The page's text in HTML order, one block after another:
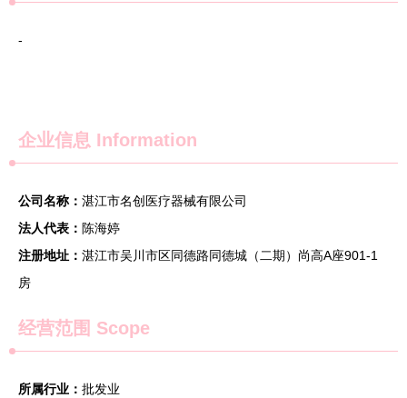
-
企业信息 Information
公司名称： 湛江市名创医疗器械有限公司
法人代表： 陈海婷
注册地址： 湛江市吴川市区同德路同德城（二期）尚高A座901-1
房
经营范围 Scope
所属行业： 批发业